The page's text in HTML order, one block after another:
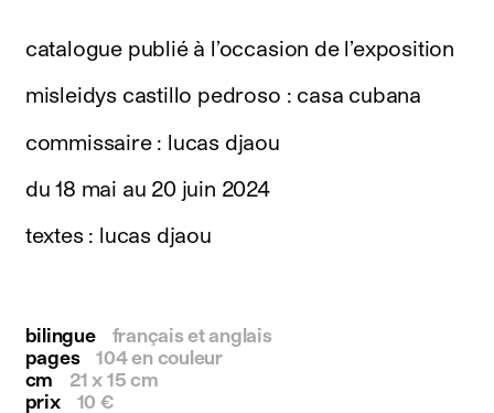
facebook
linkedin
youtube
newsletter
français english
catalogue publié à l’occasion de l’exposition
misleidys castillo pedroso : casa cubana
commissaire : lucas djaou
du 18 mai au 20 juin 2024
textes : lucas djaou
bilingue
français et anglais
pages
104 en couleur
cm
21 x 15 cm
prix
10 €